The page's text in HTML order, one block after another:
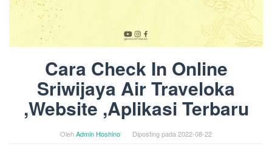
Cara Check In Online
Sriwijaya Air Traveloka
,Website ,Aplikasi Terbaru
OlehAdmin Hoshino Diposting pada 2022-08-22